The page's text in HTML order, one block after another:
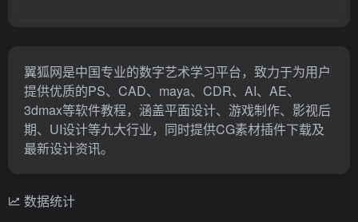
翼狐网是中国专业的数字艺术学习平台，致力于为用户
提供优质的PS、CAD、maya、CDR、AI、AE、
3dmax等软件教程，涵盖平面设计、游戏制作、影视后
期、UI设计等九大行业，同时提供CG素材插件下载及
最新设计资讯。
数据统计